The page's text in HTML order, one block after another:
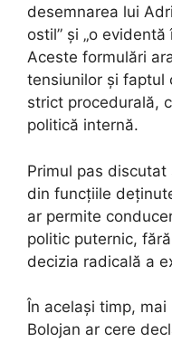
desemnarea lui
ostil” și „o
Aceste formulări
tensiunilor și faptul
strict procedurală,
politică internă.
Primul pas
din funcțiile
ar permite
politic puternic,
decizia radicală a
În același timp,
Bolojan ar cere